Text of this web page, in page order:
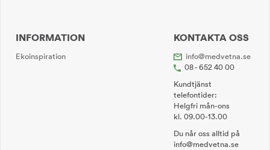
INFORMATION
Ekoinspiration
KONTAKTA OSS
info@medvetna.se
08 - 652 40 00
Kundtjänst
telefontider:
Helgfri mån-ons
kl. 09.00-13.00
Du når oss alltid på
info@medvetna.se